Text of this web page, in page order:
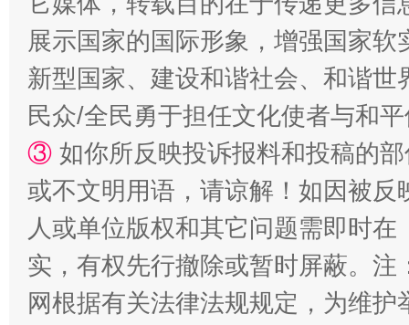
扯下公款旅游的“隐身衣” 如何以
展示国家的国际形象，增强国家
新型国家、建设和谐社会、和谐
民众/全民勇于担任文化使者与和
③ 如你所反映投诉报料和投稿的
或不文明用语，请谅解！如因被
人或单位版权和其它问题需即时在
实，有权先行撤除或暂时屏蔽。
网根据有关法律法规规定，为维